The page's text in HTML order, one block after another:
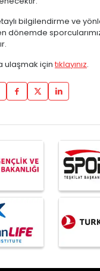
bilgilendirme ve
dönemde
ulaşmak için tıklayınız.